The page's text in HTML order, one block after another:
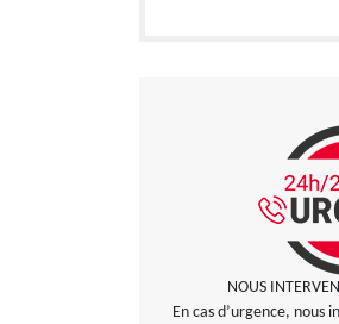
NOUS
En cas d’urgence, nous